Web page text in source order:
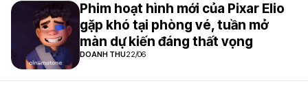
Phim hoạt hình mới của Pixar Elio
gặp khó tại phòng vé, tuần mở
màn dự kiến đáng thất vọng
DOANH THU22/06